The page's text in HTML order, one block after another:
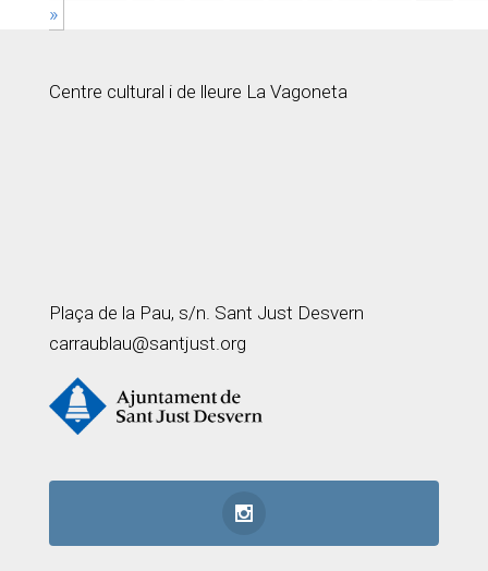
»
Centre cultural i de lleure La Vagoneta
Plaça de la Pau, s/n. Sant Just Desvern
carraublau@santjust.org